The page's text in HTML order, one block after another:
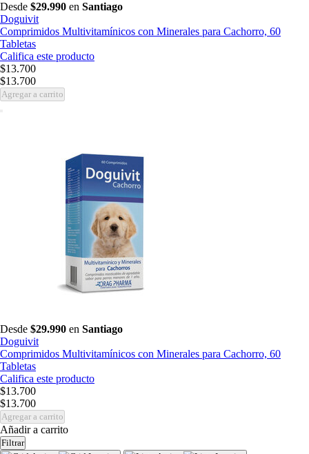
Desde $29.990 en Santiago
Doguivit
Comprimidos Multivitamínicos con Minerales para Cachorro, 60
Tabletas
Califica este producto
$13.700
$13.700
Agregar a carrito
Desde $29.990 en Santiago
Doguivit
Comprimidos Multivitamínicos con Minerales para Cachorro, 60
Tabletas
Califica este producto
$13.700
$13.700
Agregar a carrito
Añadir a carrito
Filtrar